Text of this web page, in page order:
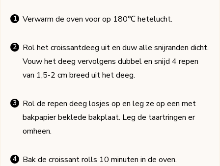
Verwarm de oven voor op 180℃ hetelucht.
Rol het croissantdeeg uit en duw alle snijranden dicht.
Vouw het deeg vervolgens dubbel en snijd 4 repen
van 1,5-2 cm breed uit het deeg.
Rol de repen deeg losjes op en leg ze op een met
bakpapier beklede bakplaat. Leg de taartringen er
omheen.
Bak de croissant rolls 10 minuten in de oven.